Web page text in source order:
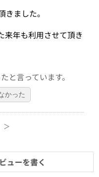
ました。
来年も利用させて頂き
と言っています。
かった
＞
ューを書く